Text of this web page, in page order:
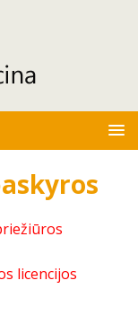
licencijos